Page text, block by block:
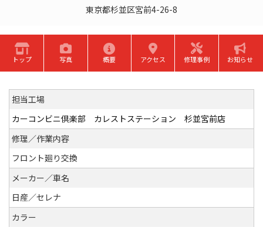
東京都杉並区宮前4-26-8
トップ 写真 概要 アクセス 修理事例 お知らせ
担当工場
カーコンビニ倶楽部 カレストステーション 杉並宮前店
修理／作業内容
フロント廻り交換
メーカー／車名
日産／セレナ
カラー